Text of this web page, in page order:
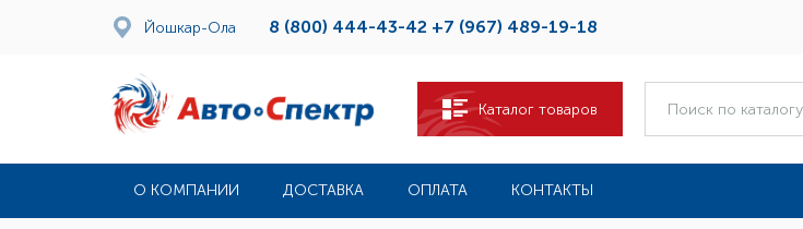
Йошкар-Ола 8 (800) 444-43-42 +7 (967) 489-19-18
Каталог товаров
О КОМПАНИИ ДОСТАВКА ОПЛАТА КОНТАКТЫ